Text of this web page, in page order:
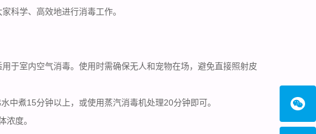
科学、高效地进行消毒工作。
室内空气消毒。使用时需确保无人和宠物在场，避免直接照射皮
煮15分钟以上，或使用蒸汽消毒机处理20分钟即可。
浓度。